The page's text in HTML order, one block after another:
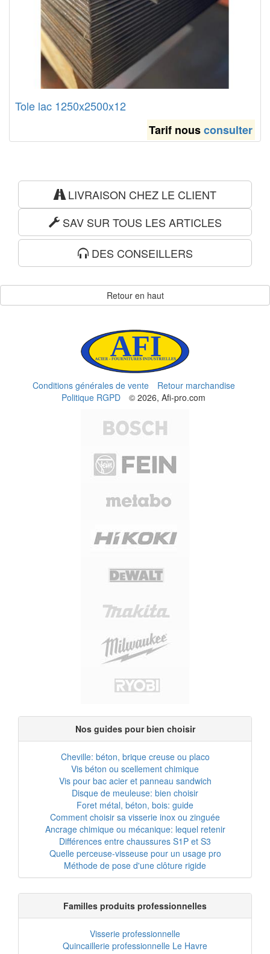
Tole lac 1250x2500x12
Tarif nousconsulter
LIVRAISON CHEZ LE CLIENT
SAV SUR TOUS LES ARTICLES
DES CONSEILLERS
Retour en haut
Conditions générales de vente
Retour marchandise
Politique RGPD
© 2026, Afi-pro.com
Nos guides pour bien choisir
Cheville: béton, brique creuse ou placo
Vis béton ou scellement chimique
Vis pour bac acier et panneau sandwich
Disque de meuleuse: bien choisir
Foret métal, béton, bois: guide
Comment choisir sa visserie inox ou zinguée
Ancrage chimique ou mécanique: lequel retenir
Différences entre chaussures S1P et S3
Quelle perceuse-visseuse pour un usage pro
Méthode de pose d'une clôture rigide
Familles produits professionnelles
Visserie professionnelle
Quincaillerie professionnelle Le Havre